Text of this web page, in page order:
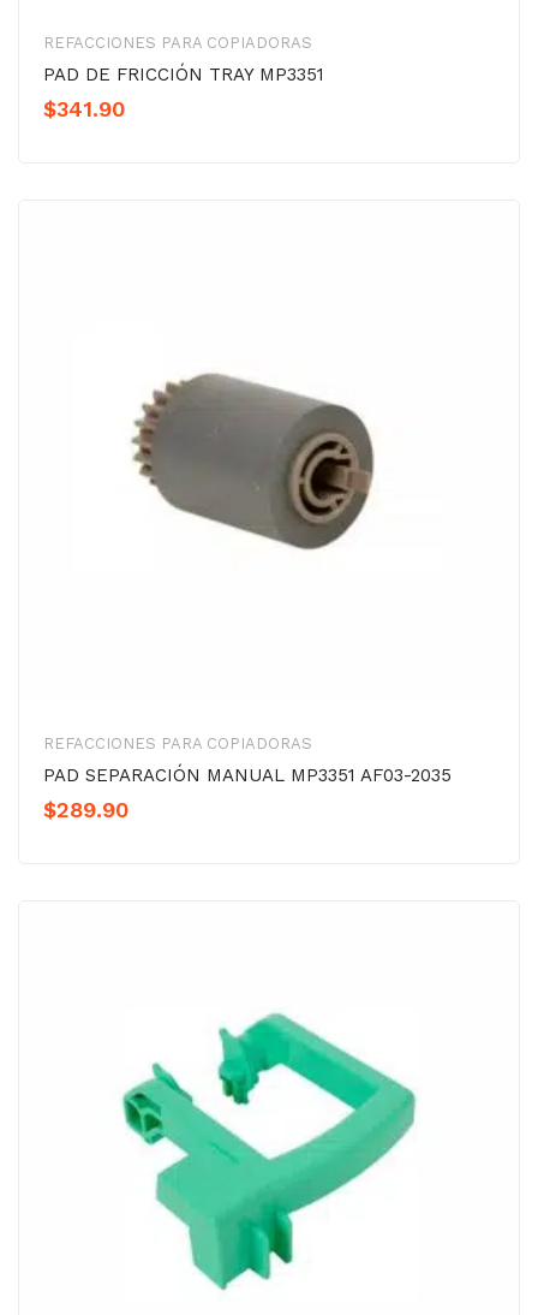
REFACCIONES PARA COPIADORAS
PAD DE FRICCIÓN TRAY MP3351
$341.90
REFACCIONES PARA COPIADORAS
PAD SEPARACIÓN MANUAL MP3351 AF03-2035
$289.90